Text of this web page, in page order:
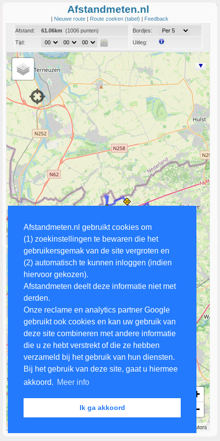
Afstandmeten.nl gebruikt cookies om
(1) zoekinstellingen te bewaren die het
gebruikersgemak van de site vergroten en
(2) automatisch te kunnen inloggen (indien
hiervoor gekozen).
Afstandmeten deelt deze informatie niet met
derden.
Onze reclame en analytics partner Google
gebruikt ook cookies en kan uw gebruik van
deze site combineren met andere informatie
die u ze hebt verstrekt of die ze hebben
verzameld bij het gebruik van hun diensten.
Bij het gebruik van deze site, gaat u hiermee
akkoord. Meer info
Ik ga akkoord
Afstandmeten.nl
| Nieuwe route | Route zoeken (tabel) | Feedback
Afstand:
61.06km (1006 punten)
Tijd:
Bordjes:
Uitleg:
Coord:
Info: Link naar deze route
+
−
contributors